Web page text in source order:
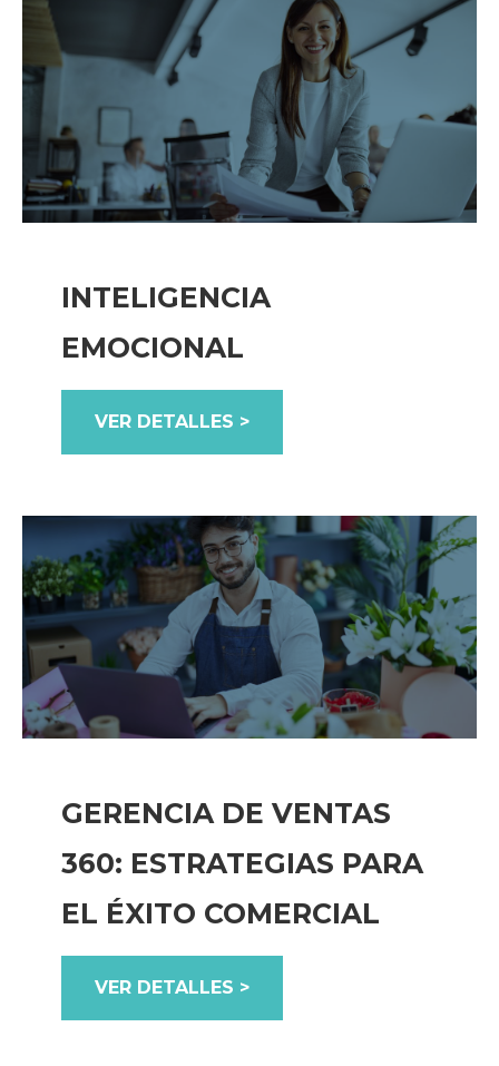
INTELIGENCIA
EMOCIONAL
VER DETALLES >
GERENCIA DE VENTAS
360: ESTRATEGIAS PARA
EL ÉXITO COMERCIAL
VER DETALLES >